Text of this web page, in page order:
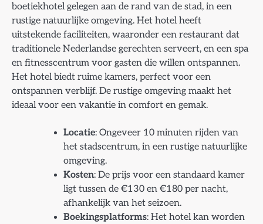
boetiekhotel gelegen aan de rand van de stad, in een
rustige natuurlijke omgeving. Het hotel heeft
uitstekende faciliteiten, waaronder een restaurant dat
traditionele Nederlandse gerechten serveert, en een spa
en fitnesscentrum voor gasten die willen ontspannen.
Het hotel biedt ruime kamers, perfect voor een
ontspannen verblijf. De rustige omgeving maakt het
ideaal voor een vakantie in comfort en gemak.
Locatie: Ongeveer 10 minuten rijden van
het stadscentrum, in een rustige natuurlijke
omgeving.
Kosten: De prijs voor een standaard kamer
ligt tussen de €130 en €180 per nacht,
afhankelijk van het seizoen.
Boekingsplatforms: Het hotel kan worden